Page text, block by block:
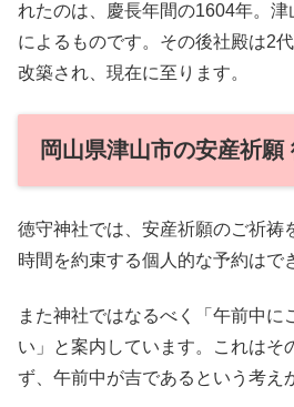
れたのは、慶長年間の1604年。
によるものです。その後社殿は2
改築され、現在に至ります。
岡山県津山市の安産祈願
徳守神社では、安産祈願のご祈祷
時間を約束する個人的な予約はで
また神社ではなるべく「午前中に
い」と案内しています。これはそ
ず、午前中が吉であるという考え